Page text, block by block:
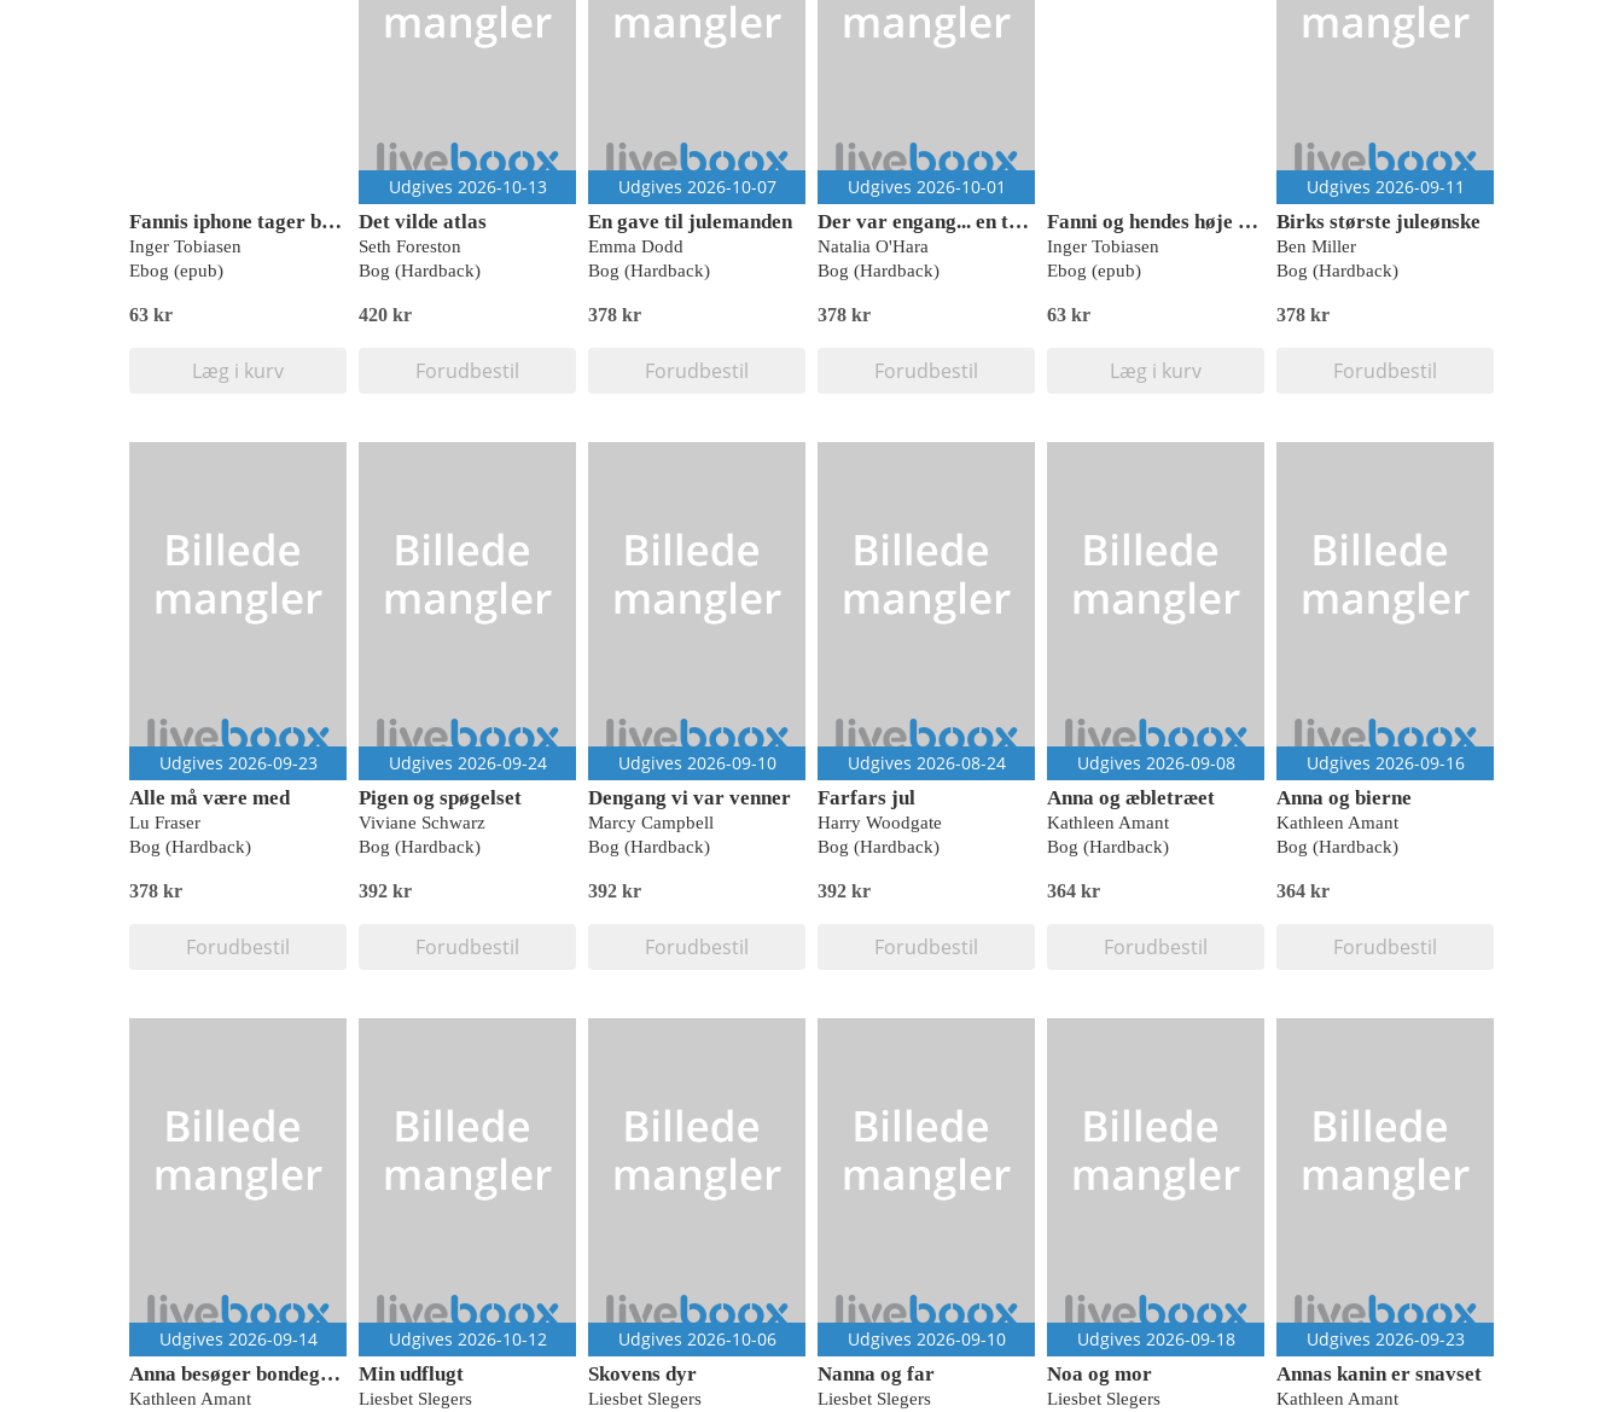
Fannis iphone tager billeder af is og iris og ild
Inger Tobiasen
Ebog (epub)
63 kr
Læg i kurv
Udgives 2026-10-13
Det vilde atlas
Seth Foreston
Bog (Hardback)
420 kr
Forudbestil
Udgives 2026-10-07
En gave til julemanden
Emma Dodd
Bog (Hardback)
378 kr
Forudbestil
Udgives 2026-10-01
Der var engang... en tyv, der stjal julen
Natalia O'Hara
Bog (Hardback)
378 kr
Forudbestil
Fanni og hendes høje hat
Inger Tobiasen
Ebog (epub)
63 kr
Læg i kurv
Udgives 2026-09-11
Birks største juleønske
Ben Miller
Bog (Hardback)
378 kr
Forudbestil
Udgives 2026-09-23
Alle må være med
Lu Fraser
Bog (Hardback)
378 kr
Forudbestil
Udgives 2026-09-24
Pigen og spøgelset
Viviane Schwarz
Bog (Hardback)
392 kr
Forudbestil
Udgives 2026-09-10
Dengang vi var venner
Marcy Campbell
Bog (Hardback)
392 kr
Forudbestil
Udgives 2026-08-24
Farfars jul
Harry Woodgate
Bog (Hardback)
392 kr
Forudbestil
Udgives 2026-09-08
Anna og æbletræet
Kathleen Amant
Bog (Hardback)
364 kr
Forudbestil
Udgives 2026-09-16
Anna og bierne
Kathleen Amant
Bog (Hardback)
364 kr
Forudbestil
Udgives 2026-09-14
Anna besøger bondegården
Kathleen Amant
Udgives 2026-10-12
Min udflugt
Liesbet Slegers
Udgives 2026-10-06
Skovens dyr
Liesbet Slegers
Udgives 2026-09-10
Nanna og far
Liesbet Slegers
Udgives 2026-09-18
Noa og mor
Liesbet Slegers
Udgives 2026-09-23
Annas kanin er snavset
Kathleen Amant